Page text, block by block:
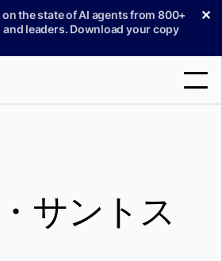
the state of AI agents from 800+
leaders. Download your copy
✕
サントス